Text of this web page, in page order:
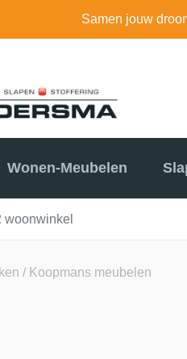
Samen jouw
Wonen-Meubelen
woonwinkel
/ Koopmans meubelen